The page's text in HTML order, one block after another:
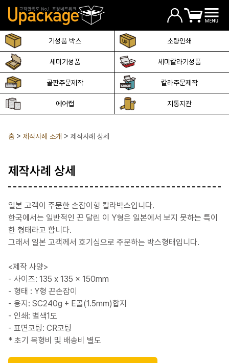
기성품 박스 소량인쇄
세미기성품 세미칼라기성품
골판주문제작 칼라주문제작
에어캡 지통지관
홈 제작사례 소개 제작사례 상세
제작사례 상세
일본 고객이 주문한 손잡이형 칼라박스입니다.
한국에서는 일반적인 끈 달린 이 Y형은 일본에서 보지 못하는 특이
한 형태라고 합니다.
그래서 일본 고객께서 호기심으로 주문하는 박스형태입니다.
<제작 사양>
- 사이즈: 135 x 135 x 150mm
- 형태 : Y형 끈손잡이
- 용지: SC240g + E골(1.5mm)합지
- 인쇄: 별색1도
- 표면코팅: CR코팅
* 초기 목형비 및 배송비 별도